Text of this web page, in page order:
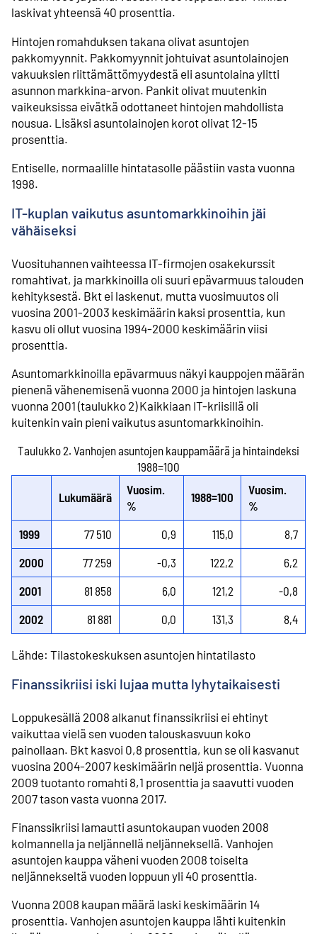
laskivat yhteensä 40 prosenttia.
Hintojen romahduksen takana olivat asuntojen
pakkomyynnit. Pakkomyynnit johtuivat asunto­lainojen
vakuuksien riittämättömyydestä eli asuntolaina ylitti
asunnon markkina-arvon. Pankit olivat muutenkin
vaikeuksissa eivätkä odottaneet hintojen mahdollista
nousua. Lisäksi asuntolainojen korot olivat 12-15
prosenttia.
Entiselle, normaalille hintatasolle päästiin vasta vuonna
1998.
IT-kuplan vaikutus asuntomarkkinoihin jäi
vähäiseksi
Vuosituhannen vaihteessa IT-firmojen osakekurssit
romahtivat, ja markkinoilla oli suuri epävarmuus talouden
kehityksestä. Bkt ei laskenut, mutta vuosimuutos oli
vuosina 2001-2003 keskimäärin kaksi prosenttia, kun
kasvu oli ollut vuosina 1994-2000 keskimäärin viisi
prosenttia.
Asuntomarkkinoilla epävarmuus näkyi kauppojen määrän
pienenä vähenemisenä vuonna 2000 ja hintojen laskuna
vuonna 2001 (taulukko 2) Kaikkiaan IT-kriisillä oli
kuitenkin vain pieni vaikutus asunto­markkinoihin.
Taulukko 2. Vanhojen asuntojen kauppamäärä ja hintaindeksi
1988=100
Lukumäärä
Vuosim.
%
1988=100
Vuosim.
%
1999
77 510 0,9 115,0
8,7
2000
77 259 -0,3 122,2
6,2
2001
81 858 6,0 121,2
-0,8
2002
81 881 0,0 131,3 8,4
Lähde: Tilastokeskuksen asuntojen hintatilasto
Finanssikriisi iski lujaa mutta lyhyt­aikaisesti
Loppukesällä 2008 alkanut finanssi­kriisi ei ehtinyt
vaikuttaa vielä sen vuoden talous­kasvuun koko
painollaan. Bkt kasvoi 0,8 prosenttia, kun se oli kasvanut
vuosina 2004-2007 keskimäärin neljä prosenttia. Vuonna
2009 tuotanto romahti 8,1 prosenttia ja saavutti vuoden
2007 tason vasta vuonna 2017.
Finanssikriisi lamautti asuntokaupan vuoden 2008
kolmannella ja neljännellä neljänneksellä. Vanhojen
asuntojen kauppa väheni vuoden 2008 toiselta
neljännekseltä vuoden loppuun yli 40 prosenttia.
Vuonna 2008 kaupan määrä laski keskimäärin 14
prosenttia. Vanhojen asuntojen kauppa lähti kuitenkin